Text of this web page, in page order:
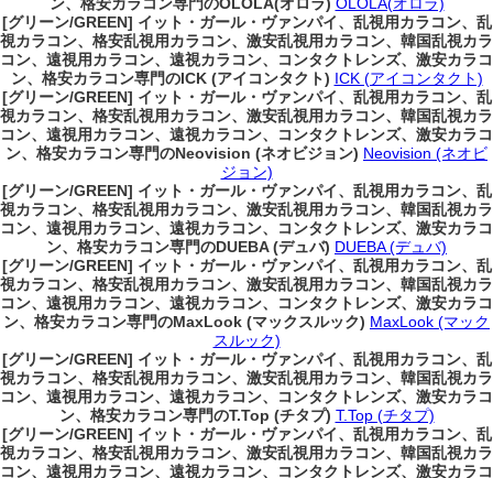
[グリーン/GREEN] イット・ガール・ヴァンパイ、乱視用カラコン、乱
視カラコン、格安乱視用カラコン、激安乱視用カラコン、韓国乱視カラ
コン、遠視用カラコン、遠視カラコン、コンタクトレンズ、激安カラコ
ン、格安カラコン専門のICK (アイコンタクト) ICK (アイコンタクト)
[グリーン/GREEN] イット・ガール・ヴァンパイ、乱視用カラコン、乱
視カラコン、格安乱視用カラコン、激安乱視用カラコン、韓国乱視カラ
コン、遠視用カラコン、遠視カラコン、コンタクトレンズ、激安カラコ
ン、格安カラコン専門のNeovision (ネオビジョン) Neovision (ネオビ
ジョン)
[グリーン/GREEN] イット・ガール・ヴァンパイ、乱視用カラコン、乱
視カラコン、格安乱視用カラコン、激安乱視用カラコン、韓国乱視カラ
コン、遠視用カラコン、遠視カラコン、コンタクトレンズ、激安カラコ
ン、格安カラコン専門のDUEBA (デュバ) DUEBA (デュバ)
[グリーン/GREEN] イット・ガール・ヴァンパイ、乱視用カラコン、乱
視カラコン、格安乱視用カラコン、激安乱視用カラコン、韓国乱視カラ
コン、遠視用カラコン、遠視カラコン、コンタクトレンズ、激安カラコ
ン、格安カラコン専門のMaxLook (マックスルック) MaxLook (マック
スルック)
[グリーン/GREEN] イット・ガール・ヴァンパイ、乱視用カラコン、乱
視カラコン、格安乱視用カラコン、激安乱視用カラコン、韓国乱視カラ
コン、遠視用カラコン、遠視カラコン、コンタクトレンズ、激安カラコ
ン、格安カラコン専門のT.Top (チタプ) T.Top (チタプ)
[グリーン/GREEN] イット・ガール・ヴァンパイ、乱視用カラコン、乱
視カラコン、格安乱視用カラコン、激安乱視用カラコン、韓国乱視カラ
コン、遠視用カラコン、遠視カラコン、コンタクトレンズ、激安カラコ